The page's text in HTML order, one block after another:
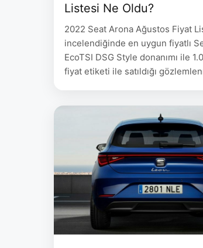
Listesi Ne Oldu?
2022 Seat Arona Ağustos Fiyat
incelendiğinde en uygun fiyatlı
EcoTSI DSG Style donanımı ile
fiyat etiketi ile satıldığı
HP Style 1.025.000 925.000
110 HP DSG Style 1.140.000
1.0 EcoTSI 110 …